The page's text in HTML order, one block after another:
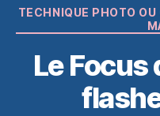
TECHNIQUE PHOTO
Le Focus